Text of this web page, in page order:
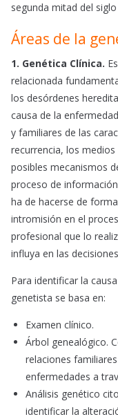
segunda mitad del siglo
Áreas de la
1. Genética Clínica.
relacionada
los desórdenes
causa de la
y familiares de las
recurrencia, los
posibles mecanismos
proceso de
ha de hacerse de
intromisión en el
profesional que lo
influya en las
Para identificar la
genetista se basa en:
Examen clínico.
Árbol genealógico.
relaciones
enfermedades a
Análisis genético
identificar la